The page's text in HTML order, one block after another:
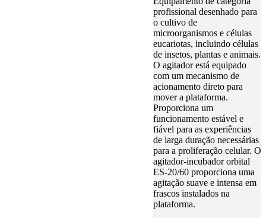
profissional desenhado para
o cultivo de
microorganismos e células
eucariotas, incluindo células
de insetos, plantas e animais.
O agitador está equipado
com um mecanismo de
acionamento direto para
mover a plataforma.
Proporciona um
funcionamento estável e
fiável para as experiências
de larga duração necessárias
para a proliferação celular. O
agitador-incubador orbital
ES-20/60 proporciona uma
agitação suave e intensa em
frascos instalados na
plataforma.